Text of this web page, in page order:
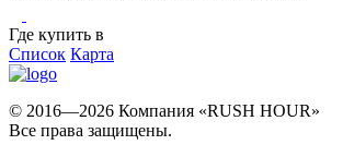
Где купить в
Список Карта
© 2016—2026 Компания «RUSH HOUR»
Все права защищены.